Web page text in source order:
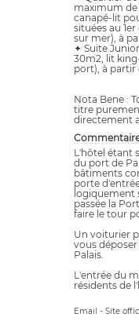
maximum de
canapé-lit
situées au
sur mer), à
✦ Suite
30m2, lit
port), à partir
Nota Bene :
titre
directement
L'hôtel étant
du port de
bâtiments
porte
logiquement
passée la
faire le tour
Un voiturier
vous
Palais.
L'entrée du
résidents de
Email - Site